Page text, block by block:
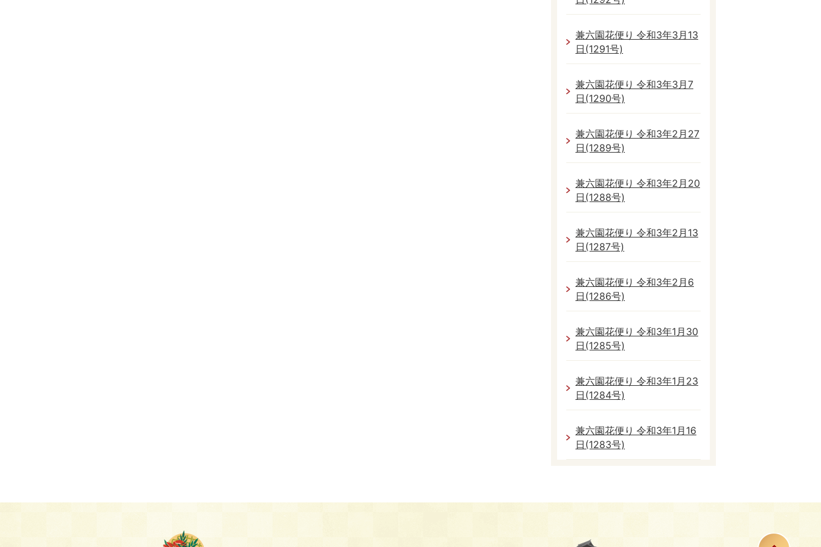
兼六園花便り 令和3年3月13
日(1291号)
兼六園花便り 令和3年3月7
日(1290号)
兼六園花便り 令和3年2月27
日(1289号)
兼六園花便り 令和3年2月20
日(1288号)
兼六園花便り 令和3年2月13
日(1287号)
兼六園花便り 令和3年2月6
日(1286号)
兼六園花便り 令和3年1月30
日(1285号)
兼六園花便り 令和3年1月23
日(1284号)
兼六園花便り 令和3年1月16
日(1283号)